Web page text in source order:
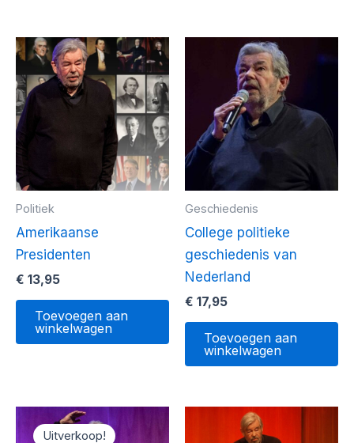
Politiek
Amerikaanse
Presidenten
€ 13,95
Toevoegen aan
winkelwagen
Geschiedenis
College politieke
geschiedenis van
Nederland
€ 17,95
Toevoegen aan
winkelwagen
Uitverkoop!